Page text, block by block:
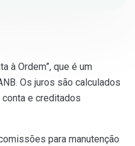
à Ordem”, que é um
Os juros são calculados
e creditados
para manutenção